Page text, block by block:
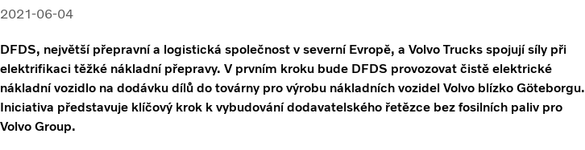
2021-06-04
DFDS, největší přepravní a logistická společnost v severní Evropě, a Volvo Trucks spojují síly při
elektrifikaci těžké nákladní přepravy. V prvním kroku bude DFDS provozovat čistě elektrické
nákladní vozidlo na dodávku dílů do továrny pro výrobu nákladních vozidel Volvo blízko Göteborgu.
Iniciativa představuje klíčový krok k vybudování dodavatelského řetězce bez fosilních paliv pro
Volvo Group.